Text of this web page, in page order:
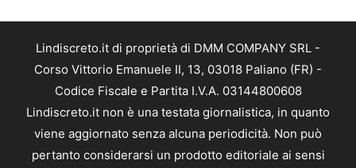
Lindiscreto.it di proprietà di DMM COMPANY SRL -
Corso Vittorio Emanuele II, 13, 03018 Paliano (FR) -
Codice Fiscale e Partita I.V.A. 03144800608
Lindiscreto.it non è una testata giornalistica, in quanto
viene aggiornato senza alcuna periodicità. Non può
pertanto considerarsi un prodotto editoriale ai sensi